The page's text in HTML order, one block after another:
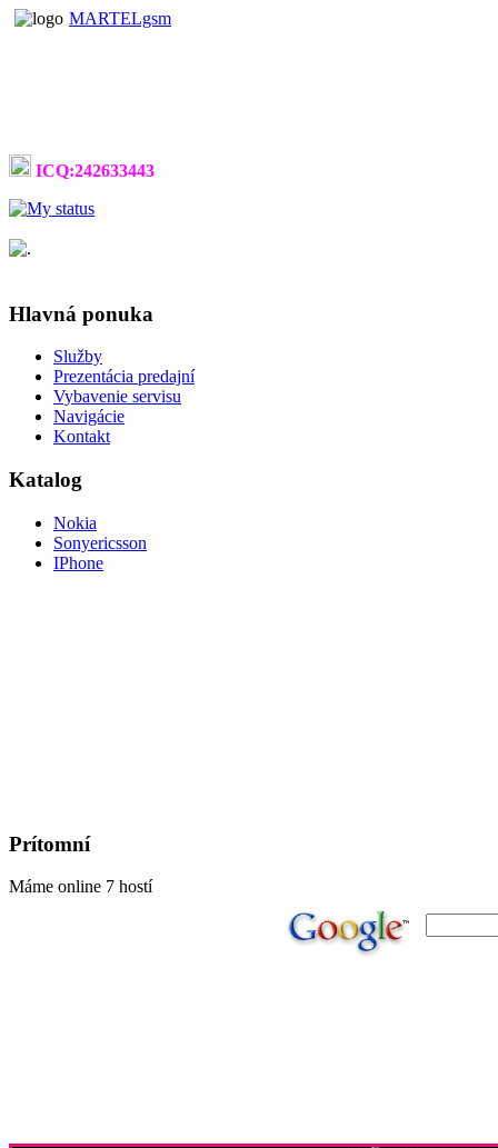
MARTELgsm
ICQ:242633443
Hlavná ponuka
Služby
Prezentácia predajní
Vybavenie servisu
Navigácie
Kontakt
Katalog
Nokia
Sonyericsson
IPhone
Prítomní
Máme online 7 hostí